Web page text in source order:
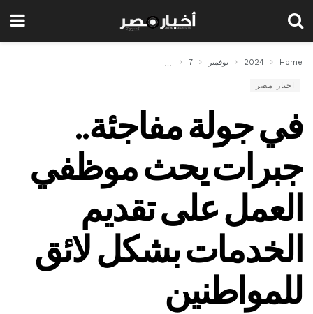
Home
2024 نوفمبر 7
اخبار مصر
في جولة مفاجئة..
جبرات يحث موظفي
العمل على تقديم
الخدمات بشكل لائق
للمواطنين